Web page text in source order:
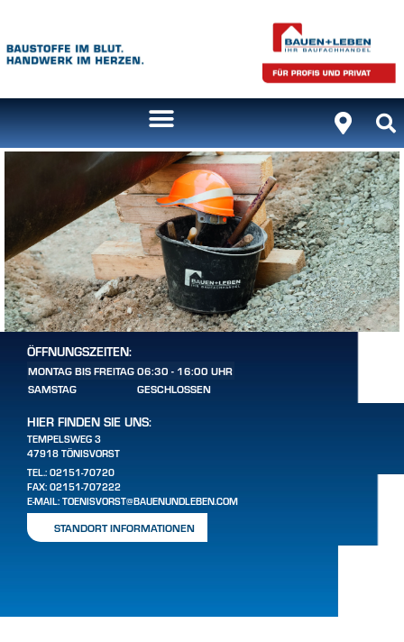
ÖFFNUNGSZEITEN:
MONTAG BIS FREITAG06:30 - 16:00 UHR
SAMSTAG
GESCHLOSSEN
HIER FINDEN SIE UNS:
TEMPELSWEG 3
47918 TÖNISVORST
TEL.: 02151-70720
FAX: 02151-707222
E-MAIL: TOENISVORST@BAUENUNDLEBEN.COM
STANDORT INFORMATIONEN